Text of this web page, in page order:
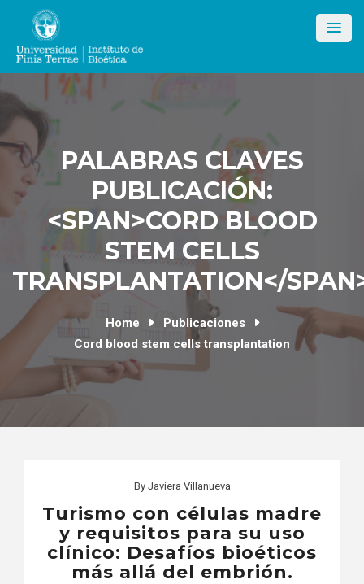
content
PALABRAS CLAVES
PUBLICACIÓN:
<SPAN>CORD BLOOD
STEM CELLS
TRANSPLANTATION</
Home
Publicaciones
Cord blood stem cells transplantation
By Javiera Villanueva
Turismo con células madre
y requisitos para su uso
clínico: Desafíos bioéticos
más allá del embrión.